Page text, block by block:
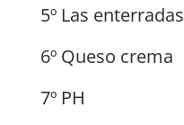
5º Las enterradas
6º Queso crema
7º PH